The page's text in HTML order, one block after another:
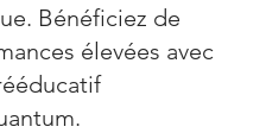
Bénéficiez de
élevées avec